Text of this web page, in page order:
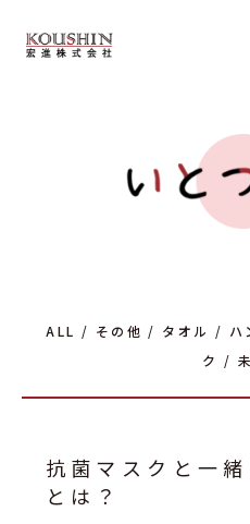
ALL / その他 / タオル / ハ
ク /
抗菌マスクと一
とは？